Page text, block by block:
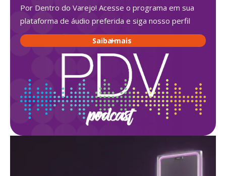
Por Dentro do Varejo! Acesse o programa em sua
plataforma de áudio preferida e siga nosso perfil
Saiba mais